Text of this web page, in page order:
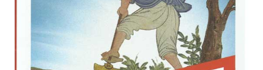
ANI-ROMAN
ANI-MEKTUP